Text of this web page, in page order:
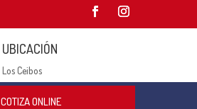
UBICACIÓN
Los Ceibos
COTIZA ONLINE